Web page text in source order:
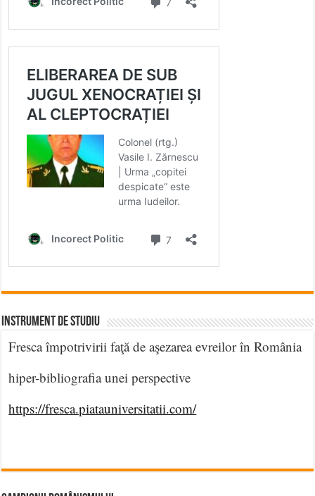
INSTRUMENT DE STUDIU
Fresca împotrivirii faţă de aşezarea evreilor în România
hiper-bibliografia unei perspective
https://fresca.piatauniversitatii.com/